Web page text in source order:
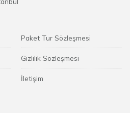
Paket Tur Sözleşmesi
Gizlilik Sözleşmesi
İletişim